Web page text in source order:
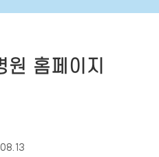
원 홈페이지